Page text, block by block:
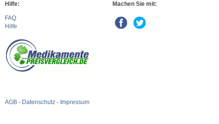
Hilfe:
FAQ
Hilfe
AGB - Datenschutz - Impressum
Machen Sie mit: